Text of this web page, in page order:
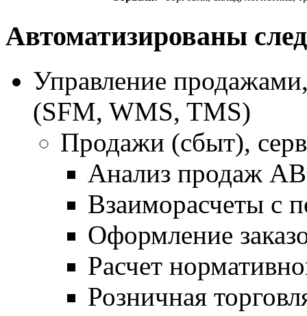
Автоматизированы
Управление
(SFM, WMS, TMS)
Продажи (сбыт),
Анализ продаж
Взаиморасчеты с
Оформление
Расчет
Розничная